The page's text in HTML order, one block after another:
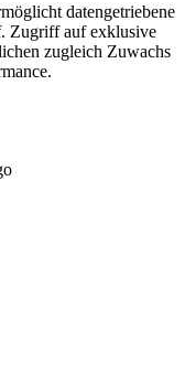
datengetriebene
Zugriff auf exklusive
zugleich Zuwachs